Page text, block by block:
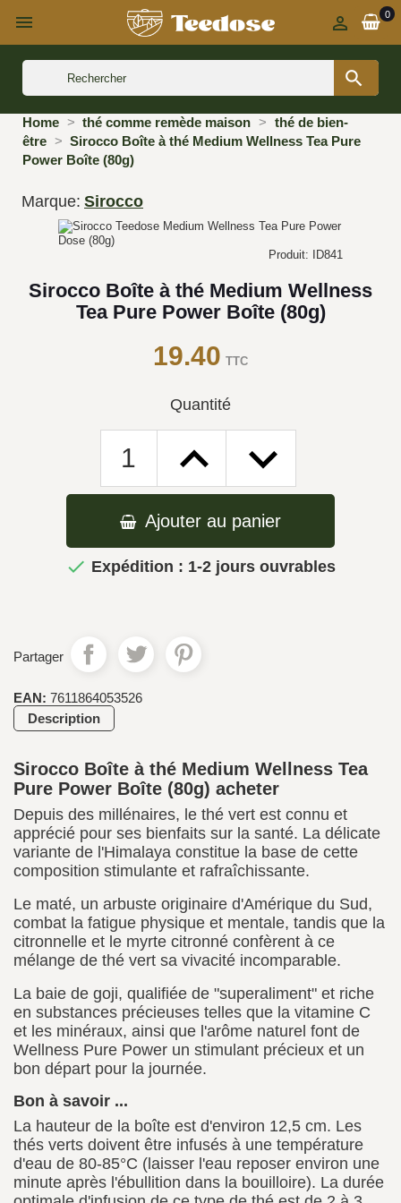
 0


Home thé comme remède maison
thé de bien-
être
Sirocco Boîte à thé Medium Wellness Tea Pure
Power Boîte (80g)
Marque: Sirocco
Produit: ID841
Sirocco Boîte à thé Medium Wellness
Tea Pure Power Boîte (80g)
19.40 TTC
Quantité
Ajouter au panier
 Expédition : 1-2 jours ouvrables
Partager
EAN: 7611864053526
Description
Sirocco Boîte à thé Medium Wellness Tea
Pure Power Boîte (80g) acheter
Depuis des millénaires, le thé vert est connu et
apprécié pour ses bienfaits sur la santé. La délicate
variante de l'Himalaya constitue la base de cette
composition stimulante et rafraîchissante.
Le maté, un arbuste originaire d'Amérique du Sud,
combat la fatigue physique et mentale, tandis que la
citronnelle et le myrte citronné confèrent à ce
mélange de thé vert sa vivacité incomparable.
La baie de goji, qualifiée de "superaliment" et riche
en substances précieuses telles que la vitamine C
et les minéraux, ainsi que l'arôme naturel font de
Wellness Pure Power un stimulant précieux et un
bon départ pour la journée.
Bon à savoir ...
La hauteur de la boîte est d'environ 12,5 cm. Les
thés verts doivent être infusés à une température
d'eau de 80-85°C (laisser l'eau reposer environ une
minute après l'ébullition dans la bouilloire). La durée